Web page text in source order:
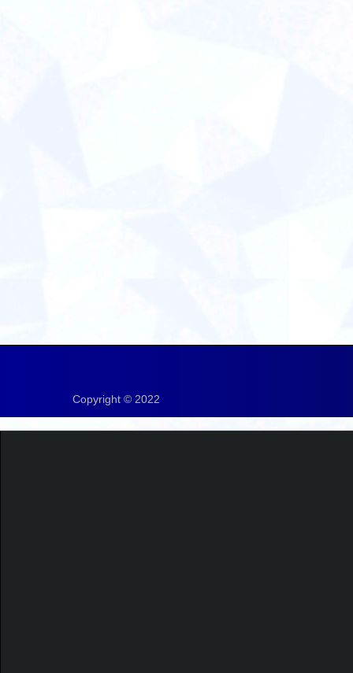
Copyright © 2022